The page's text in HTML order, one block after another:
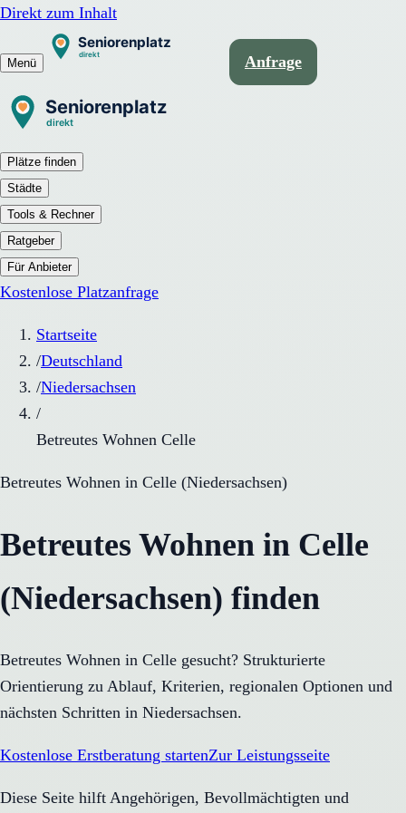
Direkt zum Inhalt
Menü Anfrage
Plätze finden
Städte
Tools & Rechner
Ratgeber
Für Anbieter
Kostenlose Platzanfrage
Startseite
/Deutschland
/Niedersachsen
/
Betreutes Wohnen Celle
Betreutes Wohnen in Celle (Niedersachsen)
Betreutes Wohnen in Celle
(Niedersachsen) finden
Betreutes Wohnen in Celle gesucht? Strukturierte
Orientierung zu Ablauf, Kriterien, regionalen Optionen und
nächsten Schritten in Niedersachsen.
Kostenlose Erstberatung startenZur Leistungsseite
Diese Seite hilft Angehörigen, Bevollmächtigten und